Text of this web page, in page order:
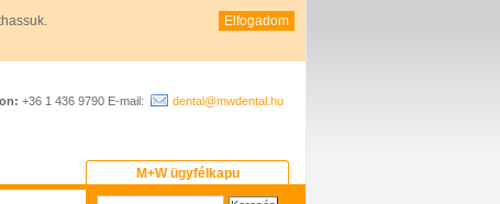
Elfogadom
+36 1 436 9790 E-mail: dental@mwdental.hu
M+W ügyfélkapu